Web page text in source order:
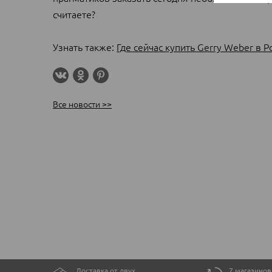
считаете?
Узнать также: Где сейчас купить Gerry Weber в
Все новости >>